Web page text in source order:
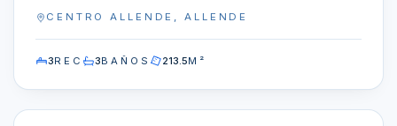
CENTRO ALLENDE, ALLENDE
3REC 3BAÑOS 213.5M²